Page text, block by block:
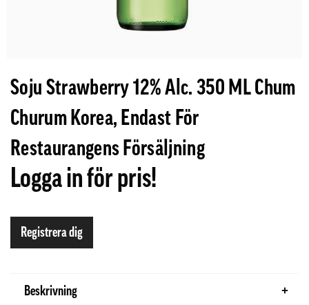
Soju Strawberry 12% Alc. 350 ML Chum
Churum Korea, Endast För
Restaurangens Försäljning
Logga in för pris!
Registrera dig
Beskrivning